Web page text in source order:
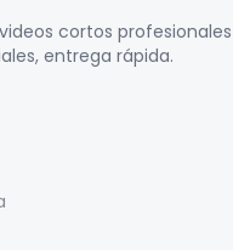
cortos
entrega rápida.